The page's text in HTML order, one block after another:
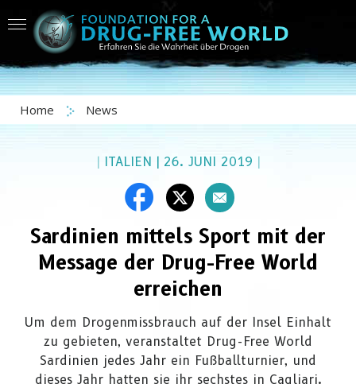
Home News
|ITALIEN | 26. JUNI 2019 |
Sardinien mittels Sport mit der
Message der Drug-Free World
erreichen
Um dem Drogenmissbrauch auf der Insel Einhalt
zu gebieten, veranstaltet Drug-Free World
Sardinien jedes Jahr ein Fußballturnier, und
dieses Jahr hatten sie ihr sechstes in Cagliari.